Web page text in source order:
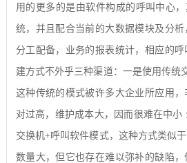
用的更多的是由软件构成的呼叫中心
统，并且配合当前的大数据模块及分
分工配备，业务的报表统计，相应的
建方式不外乎三种渠道：一是使用传统
这种传统的模式被许多大企业所应用
对过高，维护成本大，因而很难在中小
交换机+呼叫软件模式，这种方式类似
数量大，但它也存在难以弥补的缺陷